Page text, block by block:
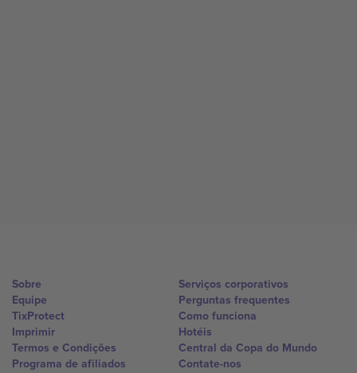
Sobre
Equipe
TixProtect
Imprimir
Termos e Condições
Programa de afiliados
Serviços corporativos
Perguntas frequentes
Como funciona
Hotéis
Central da Copa do Mundo
Contate-nos